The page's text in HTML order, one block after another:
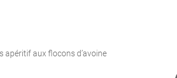
apéritif aux flocons d’avoine